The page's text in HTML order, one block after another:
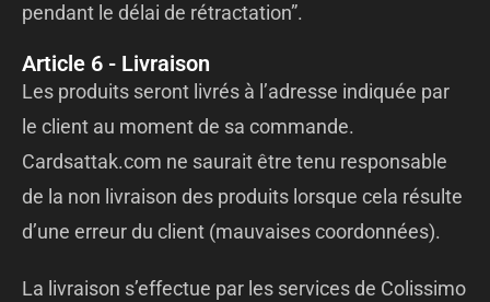
pendant le délai de rétractation”.
Article 6 - Livraison
Les produits seront livrés à l’adresse indiquée par
le client au moment de sa commande.
Cardsattak.com ne saurait être tenu responsable
de la non livraison des produits lorsque cela résulte
d’une erreur du client (mauvaises coordonnées).
La livraison s’effectue par les services de Colissimo